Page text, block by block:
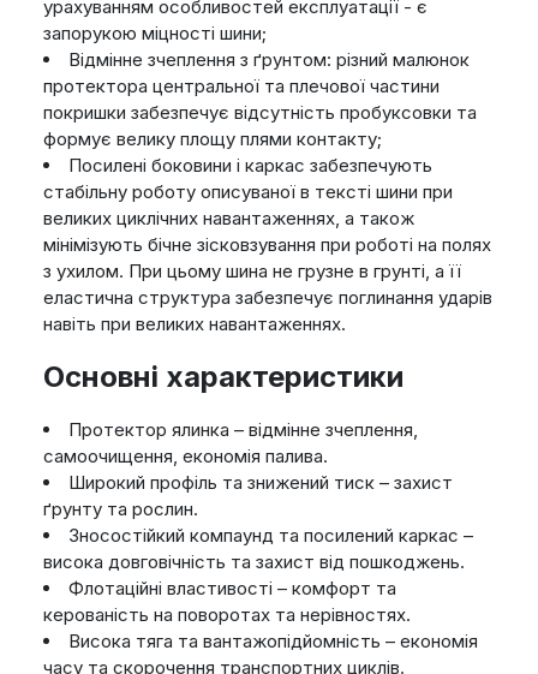
урахуванням особливостей експлуатації - є
запорукою міцності шини;
Відмінне зчеплення з ґрунтом: різний малюнок
протектора центральної та плечової частини
покришки забезпечує відсутність пробуксовки та
формує велику площу плями контакту;
Посилені боковини і каркас забезпечують
стабільну роботу описуваної в тексті шини при
великих циклічних навантаженнях, а також
мінімізують бічне зісковзування при роботі на полях
з ухилом. При цьому шина не грузне в грунті, а її
еластична структура забезпечує поглинання ударів
навіть при великих навантаженнях.
Основні характеристики
Протектор ялинка – відмінне зчеплення,
самоочищення, економія палива.
Широкий профіль та знижений тиск – захист
ґрунту та рослин.
Зносостійкий компаунд та посилений каркас –
висока довговічність та захист від пошкоджень.
Флотаційні властивості – комфорт та
керованість на поворотах та нерівностях.
Висока тяга та вантажопідйомність – економія
часу та скорочення транспортних циклів.